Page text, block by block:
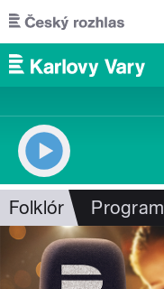
Přejít k hlavnímu obsahu
Folklór Program